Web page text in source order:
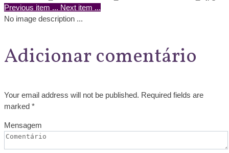
Previous item ... Next item ...
No image description ...
Adicionar comentário
Your email address will not be published. Required fields are
marked *
Mensagem